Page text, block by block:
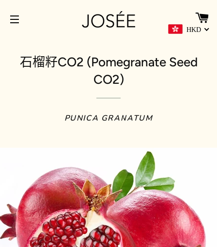
HKD
石榴籽CO2 (Pomegranate Seed
CO2)
PUNICA GRANATUM